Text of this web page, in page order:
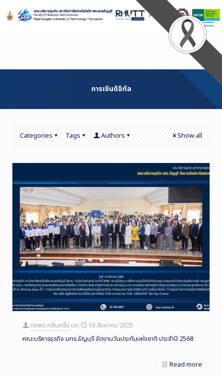
Content
การเงินดิจิทัล
Categories Tags Authors Show all
ทศพร กลิ่นหรั่น on
19 สิงหาคม 2025
คณะบริหารธุรกิจ มทร.ธัญบุรี จัดงานวันประกันแห่งชาติ ประจำปี 2568
Read more